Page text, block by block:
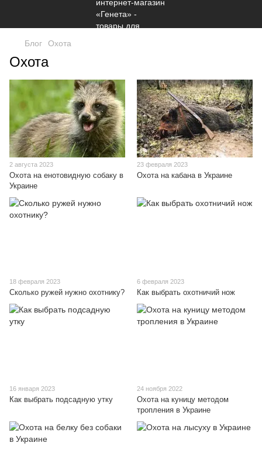
Блог Охота
Охота
2 августа 2023
Охота на енотовидную собаку в
Украине
23 февраля 2023
Охота на кабана в Украине
18 февраля 2023
Сколько ружей нужно охотнику?
6 февраля 2023
Как выбрать охотничий нож
16 января 2023
Как выбрать подсадную утку
24 ноября 2022
Охота на куницу методом
тропления в Украине